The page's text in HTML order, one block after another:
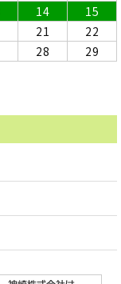
14
15
21
22
28
29